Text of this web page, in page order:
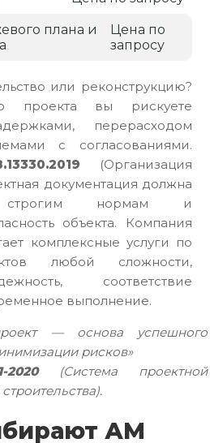
или реконструкцию?
проекта вы рискуете
перерасходом
с согласованиями.
(Организация
документация должна
строгим нормам и
объекта. Компания
комплексные услуги по
любой сложности,
соответствие
выполнение.
— основа успешного
рисков»
2020(Система проектной
АМ
плана и
Цена по
запросу